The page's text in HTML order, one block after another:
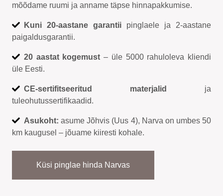
mõõdame ruumi ja anname täpse hinnapakkumise.
Kuni 20-aastane garantii pinglaele ja 2-aastane
paigaldusgarantii.
20 aastat kogemust – üle 5000 rahuloleva kliendi
üle Eesti.
CE-sertifitseeritud materjalid
ja
tuleohutussertifikaadid.
Asukoht: asume Jõhvis (Uus 4), Narva on umbes 50
km kaugusel – jõuame kiiresti kohale.
Küsi pinglae hinda Narvas